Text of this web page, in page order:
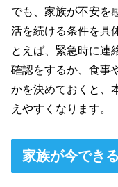
でも、家族が不安を
活を続ける条件を具
とえば、緊急時に連
確認をするか、食事
かを決めておくと、
えやすくなります。
家族が今でき